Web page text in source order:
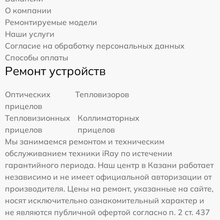
О компании
Ремонтируемые модели
Наши услуги
Согласие на обработку персональных данных
Способы оплаты
Ремонт устройств
Оптических
прицелов
Тепловизоров
Тепловизионных
прицелов
Коллиматорных
прицелов
Мы занимаемся ремонтом и техническим
обслуживанием техники iRay по истечении
гарантийного периода. Наш центр в Казани работает
независимо и не имеет официальной авторизации от
производителя. Цены на ремонт, указанные на сайте,
носят исключительно ознакомительный характер и
не являются публичной офертой согласно п. 2 ст. 437